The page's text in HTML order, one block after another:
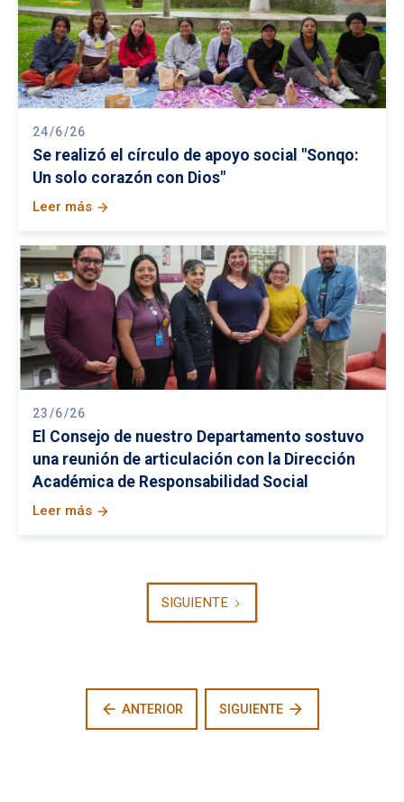
24/6/26
Se realizó el círculo de apoyo social "Sonqo:
Un solo corazón con Dios"
Leer más arrow_forward
23/6/26
El Consejo de nuestro Departamento sostuvo
una reunión de articulación con la Dirección
Académica de Responsabilidad Social
Leer más arrow_forward
SIGUIENTE
arrow_back ANTERIOR SIGUIENTE arrow_forward